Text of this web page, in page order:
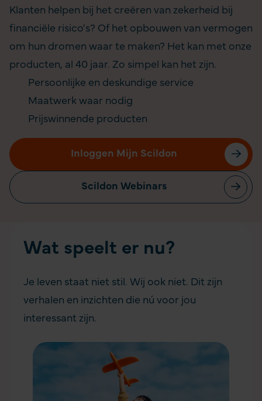
Klanten helpen bij het creëren van zekerheid bij
financiële risico's? Of het opbouwen van vermogen
om hun dromen waar te maken? Het kan met onze
producten, al 40 jaar. Zo simpel kan het zijn.
Persoonlijke en deskundige service
Maatwerk waar nodig
Prijswinnende producten
Inloggen Mijn Scildon
Scildon Webinars
Wat speelt er nu?
Je leven staat niet stil. Wij ook niet. Dit zijn
verhalen en inzichten die nú voor jou
interessant zijn.